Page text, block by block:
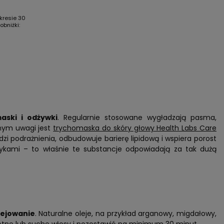
30
i odżywki. Regularnie stosowane wygładzają pasma,
uwagi jest trychomaska do skóry głowy Health Labs Care
podrażnienia, odbudowuje barierę lipidową i wspiera porost
– to właśnie te substancje odpowiadają za tak dużą
. Naturalne oleje, na przykład arganowy, migdałowy,